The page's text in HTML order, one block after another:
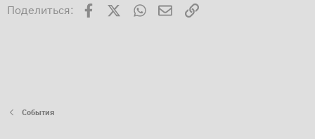
Поделиться: Facebook WhatsAppЭлектронная почта
Ссылка
События